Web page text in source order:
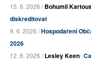
15. 6. 2026 /Bohumil
diskreditovat
9. 6. 2026 /Hospodaření
2026
12. 6. 2026 /Lesley Keen